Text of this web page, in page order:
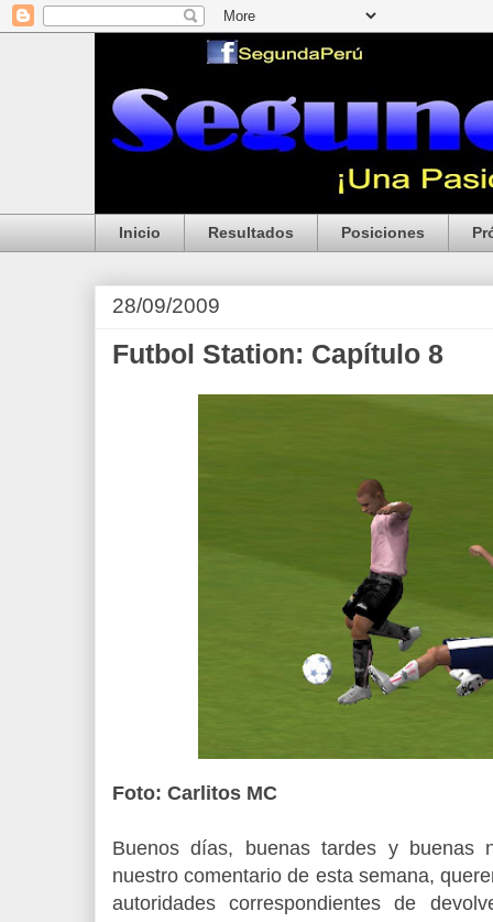
Inicio Resultados Posiciones
28/09/2009
Futbol Station: Capítulo 8
Foto: Carlitos MC
Buenos días, buenas tardes y buenas
nuestro comentario de esta semana,
autoridades correspondientes de